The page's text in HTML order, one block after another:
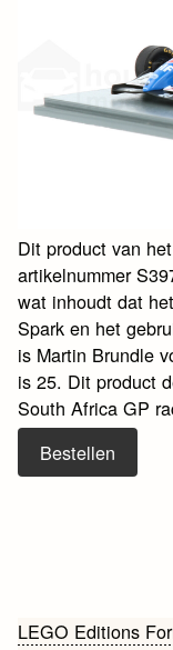
Dit product van
artikelnummer
wat inhoudt dat
Spark en het
is Martin Brundle
is 25. Dit product
South Africa GP
Bestellen
Bericht
LEGO Editions